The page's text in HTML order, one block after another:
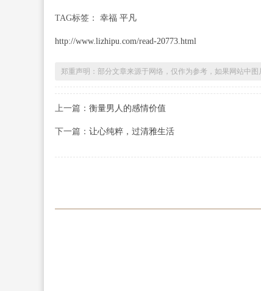
TAG标签： 幸福 平凡
http://www.lizhipu.com/read-20773.html
郑重声明：部分文章来源于网络，仅作为参考，如果网站中
上一篇： 衡量男人的感情价值
下一篇： 让心纯粹，过清雅生活